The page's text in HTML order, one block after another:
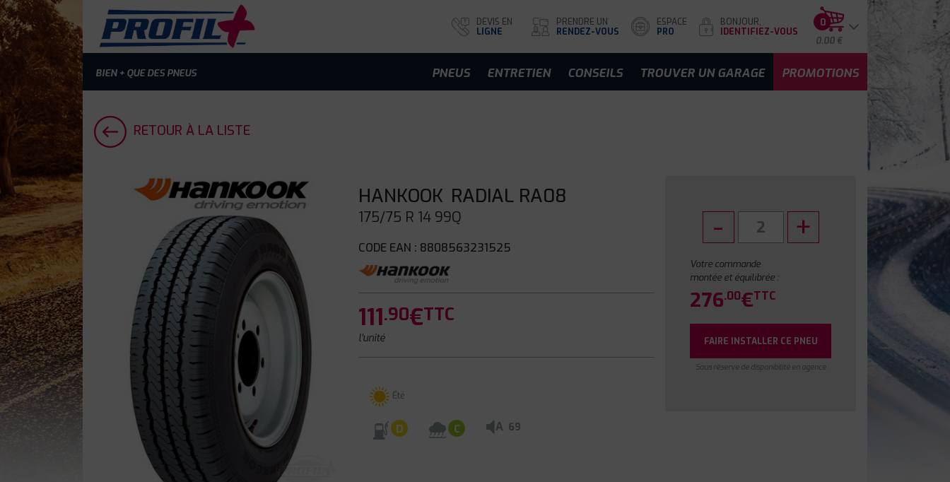
BIEN + QUE DES PNEUS
DEVIS EN
LIGNE
PRENDRE UN
RENDEZ-VOUS
ESPACE
PRO
BONJOUR,
IDENTIFIEZ-VOUS
0
0.00 €
PNEUS ENTRETIEN CONSEILS TROUVER UN GARAGE PROMOTIONS
RETOUR À LA LISTE
HANKOOK RADIAL RA08
175/75 R 14 99Q
CODE EAN : 8808563231525
111.90€TTC
l'unité
Été
D C A 69
Votre commande
montée et équilibrée :
276.00€TTC
FAIRE INSTALLER CE PNEU
Sous réserve de disponibilité en agence